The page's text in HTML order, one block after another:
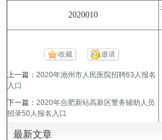
2020010
收藏 邀请
上一篇：2020年池州市人民医院招聘63人报名
入口
下一篇：2020年合肥新站高新区警务辅助人员
招录50人报名入口
最新文章